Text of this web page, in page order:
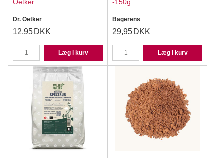
Oetker
Dr. Oetker
12,95 DKK
Læg i kurv
-150g
Bagerens
29,95 DKK
Læg i kurv